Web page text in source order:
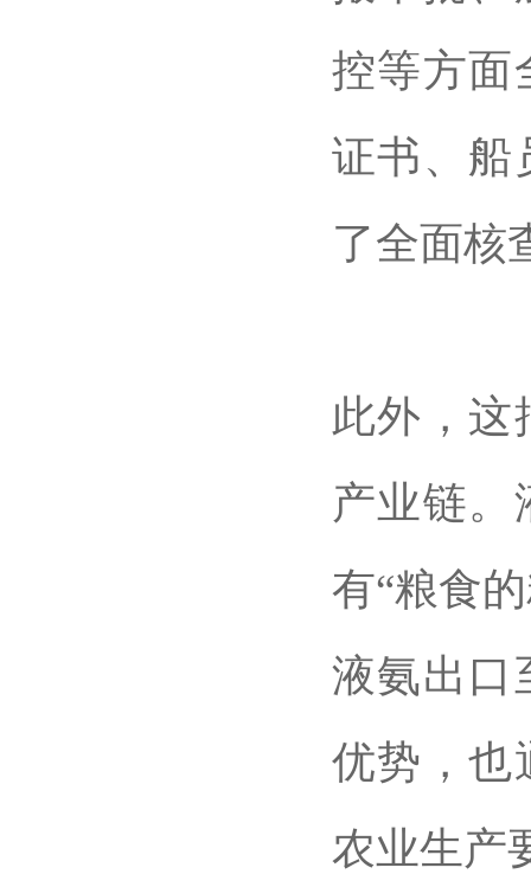
控等方面
证书、船
了全面核
此外，这
产业链。
有“粮食
液氨出口
优势，也
农业生产